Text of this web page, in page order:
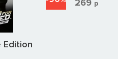
Edition
269 р